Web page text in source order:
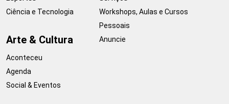
Ciência e Tecnologia
Arte & Cultura
Aconteceu
Agenda
Social & Eventos
Workshops, Aulas e Cursos
Pessoais
Anuncie